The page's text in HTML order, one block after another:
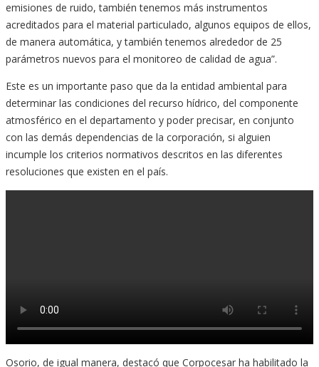
emisiones de ruido, también tenemos más instrumentos
acreditados para el material particulado, algunos equipos de ellos,
de manera automática, y también tenemos alrededor de 25
parámetros nuevos para el monitoreo de calidad de agua”.
Este es un importante paso que da la entidad ambiental para
determinar las condiciones del recurso hídrico, del componente
atmosférico en el departamento y poder precisar, en conjunto
con las demás dependencias de la corporación, si alguien
incumple los criterios normativos descritos en las diferentes
resoluciones que existen en el país.
Osorio, de igual manera, destacó que Corpocesar ha habilitado la